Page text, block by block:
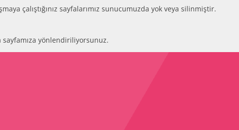
çalıştığınız sayfalarımız sunucumuzda yok veya silinmiştir.
sayfamıza yönlendiriliyorsunuz.